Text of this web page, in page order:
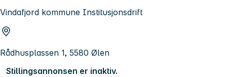
Vindafjord kommune Institusjonsdrift
Rådhusplassen 1, 5580 Ølen
Stillingsannonsen er inaktiv.